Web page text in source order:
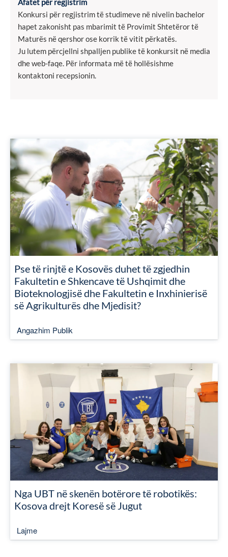
Afatet për regjistrim
Konkursi për regjistrim të studimeve në nivelin bachelor
hapet zakonisht pas mbarimit të Provimit Shtetëror të
Maturës në qershor ose korrik të vitit përkatës.
Ju lutem përcjellni shpalljen publike të konkursit në media
dhe web-faqe. Për informata më të hollësishme
kontaktoni recepsionin.
Pse të rinjtë e Kosovës duhet të zgjedhin
Fakultetin e Shkencave të Ushqimit dhe
Bioteknologjisë dhe Fakultetin e Inxhinierisë
së Agrikulturës dhe Mjedisit?
Angazhim Publik
Nga UBT në skenën botërore të robotikës:
Kosova drejt Koresë së Jugut
Lajme